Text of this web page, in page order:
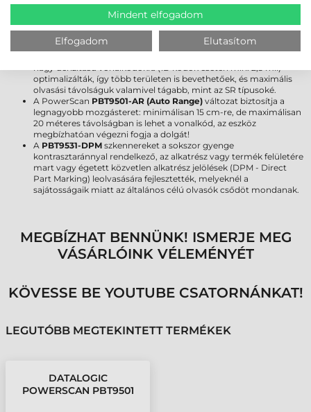
A Datalogic PowerScan PBT9501 2D szkennert az
érzékelővel ellátott típusokon kívül egyedi igényekre szabott
változatokban is beszerezheti:
nagy denzitású vonalkódokra (1D kódok esetén min. 2,5 mil)
optimalizálták, így több területen is bevethetőek, és maximális
olvasási távolságuk valamivel tágabb, mint az SR típusoké.
A PowerScan PBT9501-AR (Auto Range) változat biztosítja a
legnagyobb mozgásteret: minimálisan 15 cm-re, de maximálisan
20 méteres távolságban is lehet a vonalkód, az eszköz
megbízhatóan végezni fogja a dolgát!
A PBT9531-DPM szkennereket a sokszor gyenge
kontrasztaránnyal rendelkező, az alkatrész vagy termék felületére
mart vagy égetett közvetlen alkatrész jelölések (DPM - Direct
Part Marking) leolvasására fejlesztették, melyeknél a
sajátosságaik miatt az általános célú olvasók csődöt mondanak.
MEGBÍZHAT BENNÜNK! ISMERJE MEG
VÁSÁRLÓINK VÉLEMÉNYÉT
KÖVESSE BE YOUTUBE CSATORNÁNKAT!
LEGUTÓBB MEGTEKINTETT TERMÉKEK
DATALOGIC
POWERSCAN PBT9501
Mindent elfogadom
Elfogadom Elutasítom